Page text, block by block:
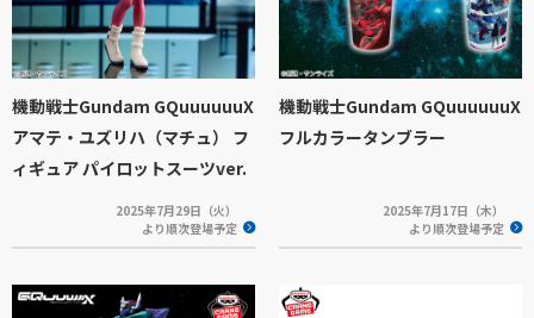
機動戦士Gundam GQuuuuuuX
アマテ・ユズリハ（マチュ） フ
ィギュア パイロットスーツver.
2025年7月29日（火）
より順次登場予定
機動戦士Gundam GQuuuuuuX
フルカラータンブラー
2025年7月17日（木）
より順次登場予定